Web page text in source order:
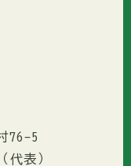
76-5
（代表）